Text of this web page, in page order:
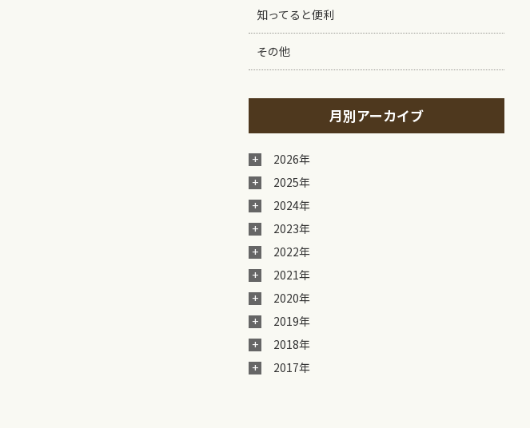
知ってると便利
その他
月別アーカイブ
2026年
2025年
2024年
2023年
2022年
2021年
2020年
2019年
2018年
2017年